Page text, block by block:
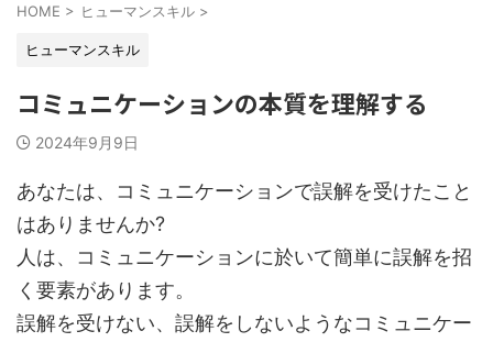
HOME > ヒューマンスキル >
ヒューマンスキル
コミュニケーションの本質を理解する
2024年9月9日
あなたは、コミュニケーションで誤解を受けたこと
はありませんか?
人は、コミュニケーションに於いて簡単に誤解を招
く要素があります。
誤解を受けない、誤解をしないようなコミュニケー